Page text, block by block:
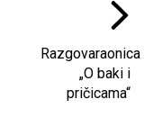
Razgovaraonica
„O baki i
pričicama“